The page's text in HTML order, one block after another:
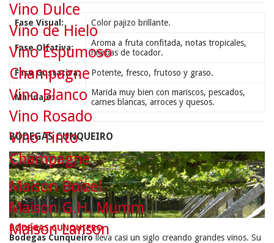
Fase Visual: Color pajizo brillante.
Fase Olfativa:
Aroma a fruta confitada, notas tropicales,
hierbas de tocador.
Fase Gustativa: Potente, fresco, frutoso y graso.
Maridaje:
Marida muy bien con mariscos, pescados,
carnes blancas, arroces y quesos.
BODEGAS CUNQUEIRO
BODEGAS CUNQUIERO
Bodegas Cunqueiro lleva casi un siglo creando grandes vinos. Su
Vino Dulce
Vino de Hielo
Vino Espumoso
Champagne
Vino Blanco
Vino Rosado
Vino Tinto
Champagne
Maison Boizel
Maison G.H. Mumm
Maison Lanson